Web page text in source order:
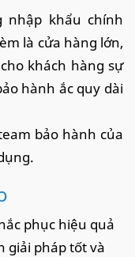
nhập khẩu chính
là cửa hàng lớn,
khách hàng sự
hành ắc quy dài
bảo hành của
phục hiệu quả
giải pháp tốt và